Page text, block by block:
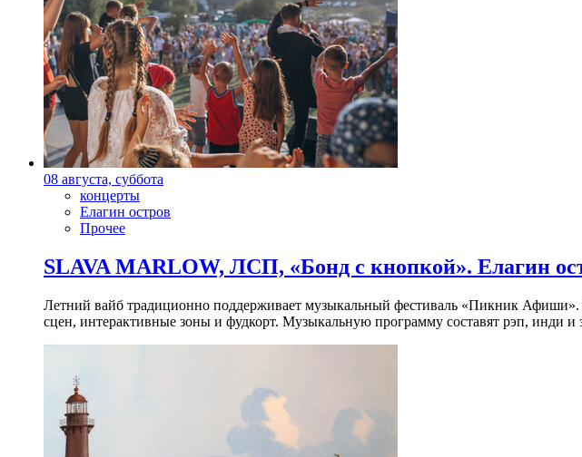
08 августа, суббота
концерты
Елагин остров
Прочее
SLAVA MARLOW, ЛСП, «Бонд с кнопкой». Елагин
Летний вайб традиционно поддерживает музыкальный фестиваль «Пикник Афиши».
сцен, интерактивные зоны и фудкорт. Музыкальную программу составят рэп, инди и